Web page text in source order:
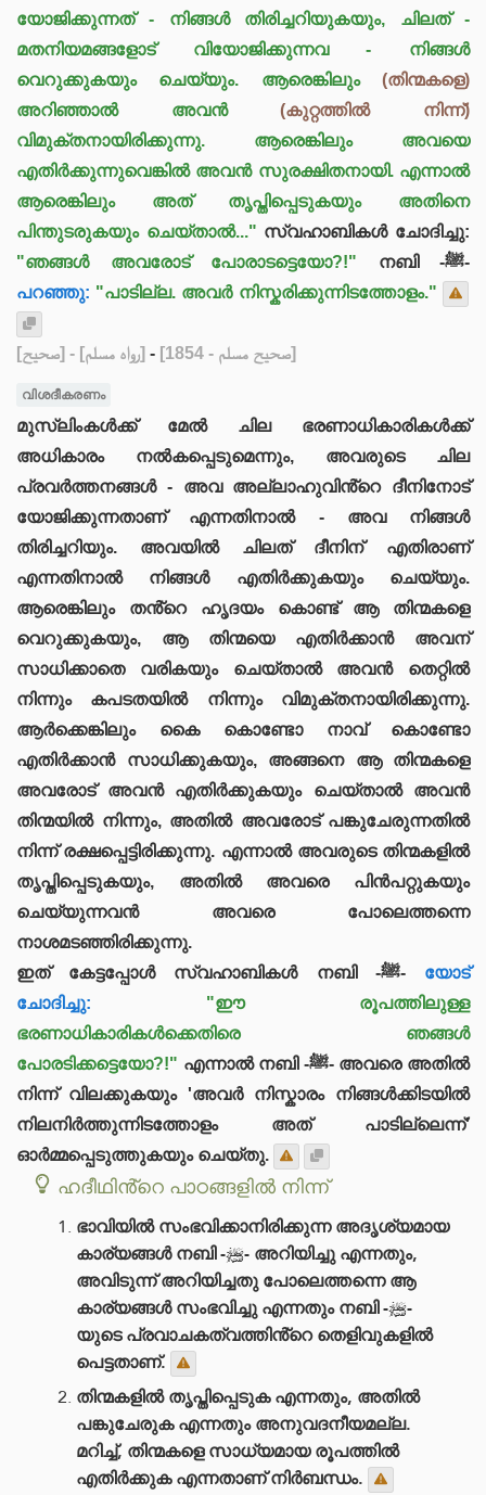
യോജിക്കുന്നത് - നിങ്ങൾ തിരിച്ചറിയുകയും, ചിലത് -
മതനിയമങ്ങളോട് വിയോജിക്കുന്നവ - നിങ്ങൾ
വെറുക്കുകയും ചെയ്യും. ആരെങ്കിലും (തിന്മകളെ)
അറിഞ്ഞാൽ അവൻ(കുറ്റത്തിൽ നിന്ന്)
വിമുക്തനായിരിക്കുന്നു. ആരെങ്കിലും അവയെ
എതിർക്കുന്നുവെങ്കിൽ അവൻ സുരക്ഷിതനായി. എന്നാൽ
ആരെങ്കിലും അത് തൃപ്തിപ്പെടുകയും അതിനെ
പിന്തുടരുകയും ചെയ്താൽ..." സ്വഹാബികൾ ചോദിച്ചു:
"ഞങ്ങൾ അവരോട് പോരാടട്ടെയോ?!"
നബി -ﷺ-
പറഞ്ഞു: "പാടില്ല. അവർ നിസ്കരിക്കുന്നിടത്തോളം."
[صحيح] - [رواه مسلم] - [صحيح مسلم - 1854]
വിശദീകരണം
മുസ്‌ലിംകൾക്ക് മേൽ ചില ഭരണാധികാരികൾക്ക്
അധികാരം നൽകപ്പെടുമെന്നും, അവരുടെ ചില
പ്രവർത്തനങ്ങൾ - അവ അല്ലാഹുവിൻ്റെ ദീനിനോട്
യോജിക്കുന്നതാണ് എന്നതിനാൽ - അവ നിങ്ങൾ
തിരിച്ചറിയും. അവയിൽ ചിലത് ദീനിന് എതിരാണ്
എന്നതിനാൽ നിങ്ങൾ എതിർക്കുകയും ചെയ്യും.
ആരെങ്കിലും തൻ്റെ ഹൃദയം കൊണ്ട് ആ തിന്മകളെ
വെറുക്കുകയും, ആ തിന്മയെ എതിർക്കാൻ അവന്
സാധിക്കാതെ വരികയും ചെയ്താൽ അവൻ തെറ്റിൽ
നിന്നും കപടതയിൽ നിന്നും വിമുക്തനായിരിക്കുന്നു.
ആർക്കെങ്കിലും കൈ കൊണ്ടോ നാവ് കൊണ്ടോ
എതിർക്കാൻ സാധിക്കുകയും, അങ്ങനെ ആ തിന്മകളെ
അവരോട് അവൻ എതിർക്കുകയും ചെയ്താൽ അവൻ
തിന്മയിൽ നിന്നും, അതിൽ അവരോട് പങ്കുചേരുന്നതിൽ
നിന്ന് രക്ഷപ്പെട്ടിരിക്കുന്നു. എന്നാൽ അവരുടെ തിന്മകളിൽ
തൃപ്തിപ്പെടുകയും, അതിൽ അവരെ പിൻപറ്റുകയും
ചെയ്യുന്നവൻ അവരെ പോലെത്തന്നെ
നാശമടഞ്ഞിരിക്കുന്നു.
ഇത് കേട്ടപ്പോൾ സ്വഹാബികൾ നബി -ﷺ-യോട്
ചോദിച്ചു:
"ഈ രൂപത്തിലുള്ള
ഭരണാധികാരികൾക്കെതിരെ ഞങ്ങൾ
പോരടിക്കട്ടെയോ?!" എന്നാൽ നബി -ﷺ- അവരെ അതിൽ
നിന്ന് വിലക്കുകയും 'അവർ നിസ്കാരം നിങ്ങൾക്കിടയിൽ
നിലനിർത്തുന്നിടത്തോളം അത് പാടില്ലെന്ന്'
ഓർമ്മപ്പെടുത്തുകയും ചെയ്തു.
ഹദീഥിൻ്റെ പാഠങ്ങളിൽ നിന്ന്
ഭാവിയിൽ സംഭവിക്കാനിരിക്കുന്ന അദൃശ്യമായ
കാര്യങ്ങൾ നബി -ﷺ- അറിയിച്ചു എന്നതും,
അവിടുന്ന് അറിയിച്ചതു പോലെത്തന്നെ ആ
കാര്യങ്ങൾ സംഭവിച്ചു എന്നതും നബി -ﷺ-
യുടെ പ്രവാചകത്വത്തിൻ്റെ തെളിവുകളിൽ
പെട്ടതാണ്.
തിന്മകളിൽ തൃപ്തിപ്പെടുക എന്നതും, അതിൽ
പങ്കുചേരുക എന്നതും അനുവദനീയമല്ല.
മറിച്ച്, തിന്മകളെ സാധ്യമായ രൂപത്തിൽ
എതിർക്കുക എന്നതാണ് നിർബന്ധം.